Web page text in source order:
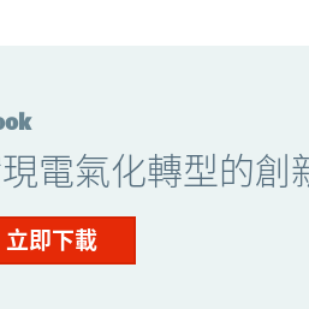
電氣化轉型的創
立即下載